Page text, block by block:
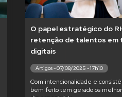
O papel estratégico do
retenção de talentos em
digitais
Artigos - 07/08/2025 - 17h10
Com intencionalidade e
bem feito tem gerado os